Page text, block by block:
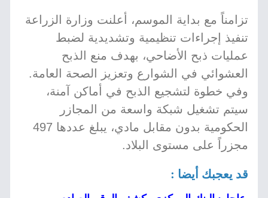
تزامناً مع بداية الموسم، أعلنت وزارة الزراعة
تنفيذ إجراءات تنظيمية وتشديدية لضبط
عمليات ذبح الأضاحي، بهدف منع الذبح
العشوائي في الشوارع وتعزيز الصحة العامة.
وفي خطوة لتشجيع الذبح في أماكن آمنة،
سيتم تشغيل شبكة واسعة من المجازر
الحكومية بدون مقابل مادي، يبلغ عددها 497
مجزراً على مستوى البلاد.
قد يعجبك أيضا :